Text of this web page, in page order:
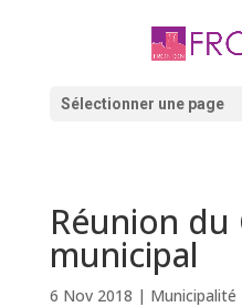
Sélectionner une page
Réunion du
municipal
6 Nov 2018 | Municipalité